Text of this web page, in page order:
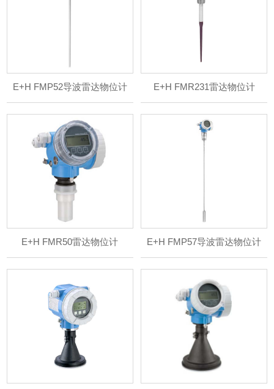
E+H FMP52导波雷达物位计 E+H FMR231雷达物位计
E+H FMR50雷达物位计 E+H FMP57导波雷达物位计